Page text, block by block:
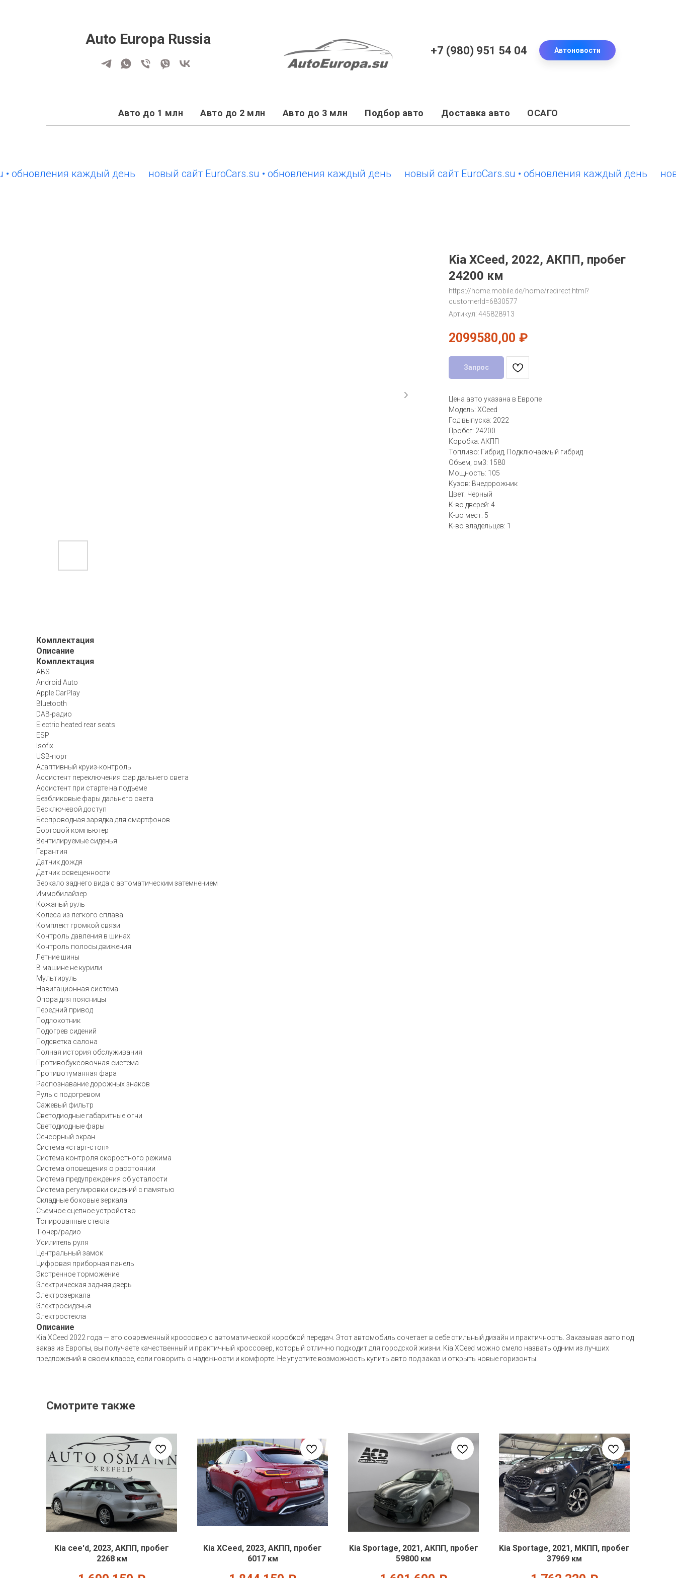
Auto Europa Russia
+7 (980) 951 54 04 Автоновости
Авто до 1 млн Авто до 2 млн Авто до 3 млн Подбор авто Доставка авто ОСАГО
каждый день новый сайт EuroCars.su • обновления каждый день новый сайт EuroCars.su • обновления каждый день новый
Kia XCeed, 2022, АКПП, пробег
24200 км
https://home.mobile.de/home/redirect.html?
customerId=6830577
Артикул: 445828913
2099580,00 ₽
Запрос
Цена авто указана в Европе
Модель: XCeed
Год выпуска: 2022
Пробег: 24200
Коробка: АКПП
Топливо: Гибрид, Подключаемый гибрид
Объем, см3: 1580
Мощность: 105
Кузов: Внедорожник
Цвет: Черный
К-во дверей: 4
К-во мест: 5
К-во владельцев: 1
Комплектация
Описание
Комплектация
ABS
Android Auto
Apple CarPlay
Bluetooth
DAB-радио
Electric heated rear seats
ESP
Isofix
USB-порт
Адаптивный круиз-контроль
Ассистент переключения фар дальнего света
Ассистент при старте на подъеме
Безбликовые фары дальнего света
Бесключевой доступ
Беспроводная зарядка для смартфонов
Бортовой компьютер
Вентилируемые сиденья
Гарантия
Датчик дождя
Датчик освещенности
Зеркало заднего вида с автоматическим затемнением
Иммобилайзер
Кожаный руль
Колеса из легкого сплава
Комплект громкой связи
Контроль давления в шинах
Контроль полосы движения
Летние шины
В машине не курили
Мультируль
Навигационная система
Опора для поясницы
Передний привод
Подлокотник
Подогрев сидений
Подсветка салона
Полная история обслуживания
Противобуксовочная система
Противотуманная фара
Распознавание дорожных знаков
Руль с подогревом
Сажевый фильтр
Светодиодные габаритные огни
Светодиодные фары
Сенсорный экран
Система «старт-стоп»
Система контроля скоростного режима
Система оповещения о расстоянии
Система предупреждения об усталости
Система регулировки сидений с памятью
Складные боковые зеркала
Съемное сцепное устройство
Тонированные стекла
Тюнер/радио
Усилитель руля
Центральный замок
Цифровая приборная панель
Экстренное торможение
Электрическая задняя дверь
Электрозеркала
Электросиденья
Электростекла
Описание
Kia XCeed 2022 года — это современный кроссовер с автоматической коробкой передач. Этот автомобиль сочетает в себе стильный дизайн и практичность. Заказывая авто под
заказ из Европы, вы получаете качественный и практичный кроссовер, который отлично подходит для городской жизни. Kia XCeed можно смело назвать одним из лучших
предложений в своем классе, если говорить о надежности и комфорте. Не упустите возможность купить авто под заказ и открыть новые горизонты.
Смотрите также
Kia cee'd, 2023, АКПП, пробег
2268 км
Kia XCeed, 2023, АКПП, пробег
6017 км
Kia Sportage, 2021, АКПП, пробег
59800 км
Kia Sportage, 2021, МКПП, пробег
37969 км